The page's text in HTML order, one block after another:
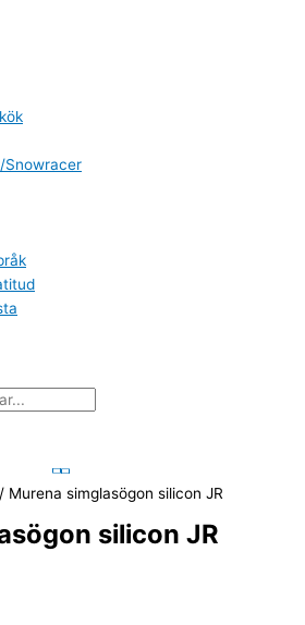
Snowracer
/ Murena simglasögon silicon JR
silicon JR